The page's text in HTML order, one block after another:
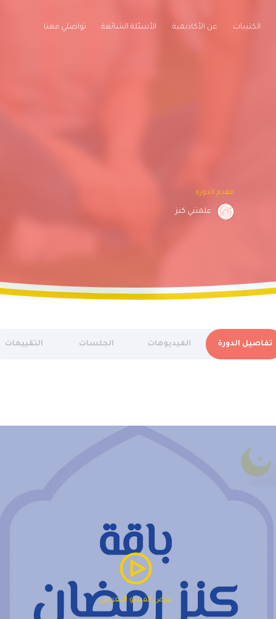
الكتيبات عن الأكاديمية الأسئلة الشائعة تواصلي معنا
مقدم الدورة
علمتني كنز
تفاصيل الدورة الفيديوهات الجلسات التقييمات
عرض الفيديو التعريفي